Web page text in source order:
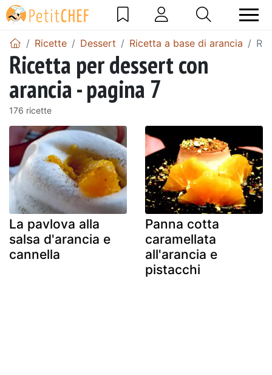
Ricette Dessert Ricetta a base di arancia
Ricetta per dessert con
arancia - pagina 7
176 ricette
La pavlova alla
salsa d'arancia e
cannella
Panna cotta
caramellata
all'arancia e
pistacchi